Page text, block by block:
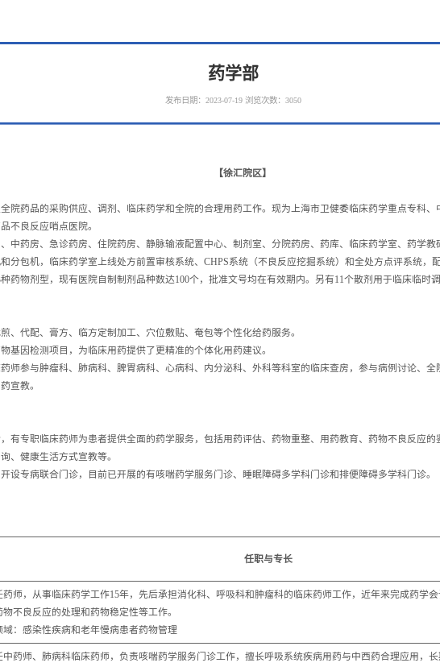
药学部
发布日期：2023-07-19 浏览次数： 3050
【徐汇院区】
院药品的采购供应、调剂、临床药学和全院的合理用药工作。现为上海市卫健委临床药学重点专科
不良反应哨点医院。
中药房、急诊药房、住院药房、静脉输液配置中心、制剂室、分院药房、药库、临床药学室、药学教
分包机，临床药学室上线处方前置审核系统、CHPS系统（不良反应挖掘系统）和全处方点评系统，
药物剂型，现有医院自制制剂品种数达100个，批准文号均在有效期内。另有11个散剂用于临床临时调
、代配、膏方、临方定制加工、穴位敷贴、奄包等个性化给药服务。
基因检测项目，为临床用药提供了更精准的个体化用药建议。
师参与肿瘤科、肺病科、脾胃病科、心病科、内分泌科、外科等科室的临床查房，参与病例讨论、
宣教。
有专职临床药师为患者提供全面的药学服务，包括用药评估、药物重整、用药教育、药物不良反应
、健康生活方式宣教等。
设专病联合门诊，目前已开展的有咳喘药学服务门诊、睡眠障碍多学科门诊和排便障碍多学科门诊。
任职与专长
药师，从事临床药学工作15年，先后承担消化科、呼吸科和肿瘤科的临床药师工作，近年来完成药学
物不良反应的处理和药物稳定性等工作。
域：感染性疾病和老年慢病患者药物管理
中药师、肺病科临床药师，负责咳喘药学服务门诊工作，擅长呼吸系统疾病用药与中西药合理应用，